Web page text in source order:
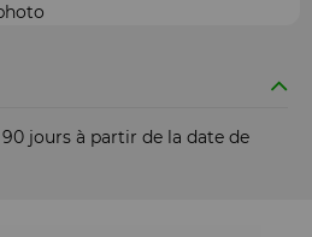
jours à partir de la date de